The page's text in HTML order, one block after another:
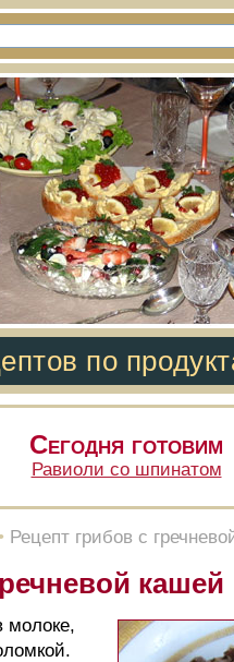
по
Сегодня готовим
Равиоли со шпинатом
• Рецепт грибов с
кашей
молоке,